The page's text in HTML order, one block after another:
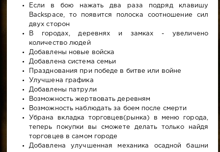
Если в бою нажать два раза подряд клавишу
Backspace, то появится полоска соотношение сил
двух сторон
В городах, деревнях и замках - увеличено
количество людей
Добавлены новые войска
Добавлена система семьи
Празднования при победе в битве или войне
Улучшена графика
Добавлены патрули
Возможность жертвовать деревням
Возможность наблюдать за боем после смерти
Убрана вкладка торговцев(рынка) в меню города,
теперь покупки вы сможете делать только найдя
торговцев в самом городе
Добавлена улучшенная механика осадной башни